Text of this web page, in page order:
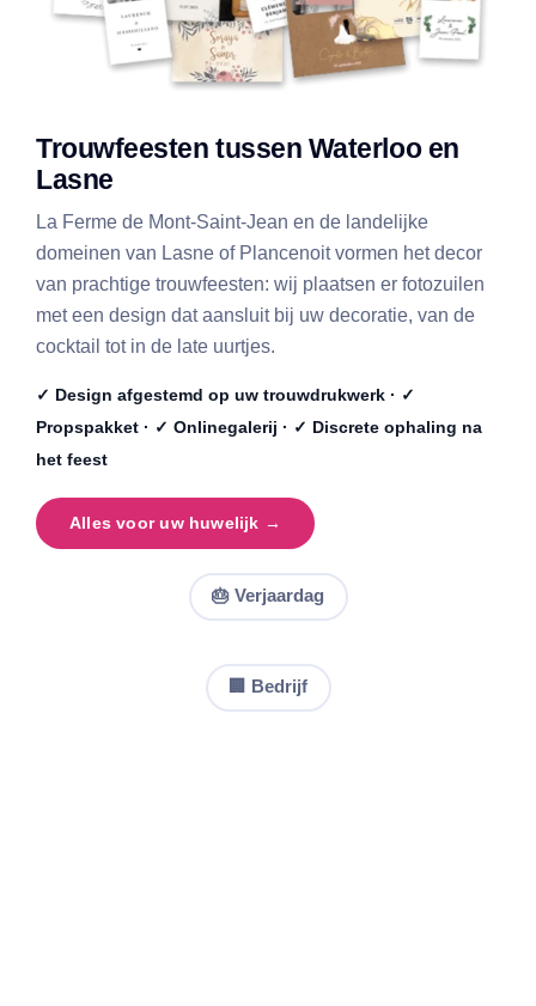
Trouwfeesten tussen Waterloo en
Lasne
La Ferme de Mont-Saint-Jean en de landelijke
domeinen van Lasne of Plancenoit vormen het decor
van prachtige trouwfeesten: wij plaatsen er fotozuilen
met een design dat aansluit bij uw decoratie, van de
cocktail tot in de late uurtjes.
✓ Design afgestemd op uw trouwdrukwerk · ✓
Propspakket · ✓ Onlinegalerij · ✓ Discrete ophaling na
het feest
Alles voor uw huwelijk →
🎂 Verjaardag
🏢 Bedrijf